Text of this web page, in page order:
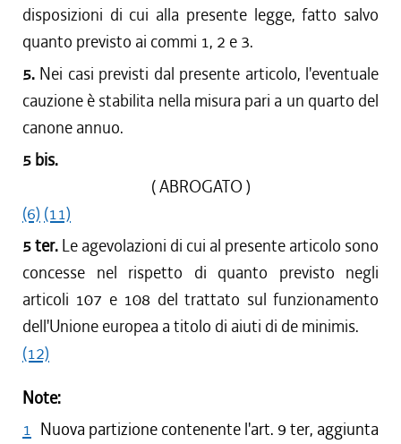
disposizioni di cui alla presente legge, fatto salvo
quanto previsto ai commi 1, 2 e 3.
5. Nei casi previsti dal presente articolo, l'eventuale
cauzione è stabilita nella misura pari a un quarto del
canone annuo.
5 bis.
( ABROGATO )
(6) (11)
5 ter. Le agevolazioni di cui al presente articolo sono
concesse nel rispetto di quanto previsto negli
articoli 107 e 108 del trattato sul funzionamento
dell'Unione europea a titolo di aiuti di de minimis.
(12)
Note:
1 Nuova partizione contenente l'art. 9 ter, aggiunta